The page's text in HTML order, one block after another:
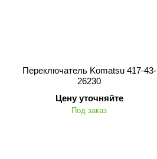
Переключатель Komatsu 417-43-
26230
Цену уточняйте
Под заказ